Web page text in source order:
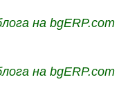
на bgERP.com
на bgERP.com